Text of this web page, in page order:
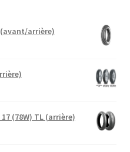
(avant/arrière)
(78W) TL (arrière)